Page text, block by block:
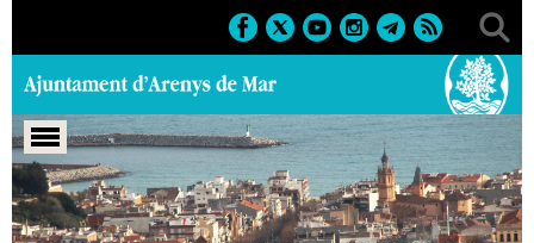
Portada > Agenda > 16-08-2007